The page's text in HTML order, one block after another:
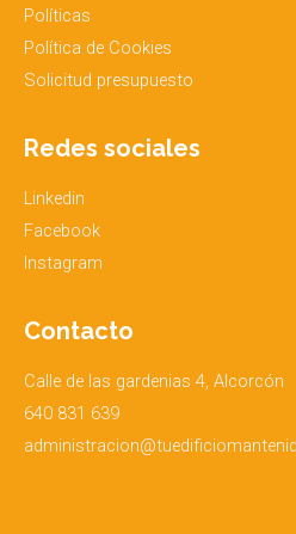
Políticas
Política de Cookies
Solicitud presupuesto
Redes sociales
Linkedin
Facebook
Instagram
Contacto
Calle de las gardenias 4, Alcorcón
640 831 639